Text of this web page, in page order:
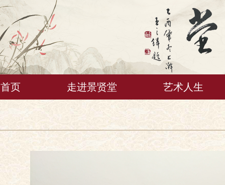
首页 走进景贤堂 艺术人生